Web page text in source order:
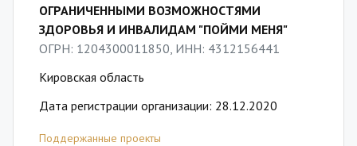
ОГРАНИЧЕННЫМИ ВОЗМОЖНОСТЯМИ
ЗДОРОВЬЯ И ИНВАЛИДАМ "ПОЙМИ МЕНЯ"
ОГРН: 1204300011850, ИНН: 4312156441
Кировская область
Дата регистрации организации: 28.12.2020
Поддержанные проекты